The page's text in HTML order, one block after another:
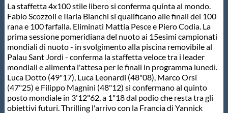
GUG
Scuole Nuoto
Propaganda
Centri Federali
La staffetta 4x100 stile libero si conferma quinta al mondo.
Fabio Scozzoli e Ilaria Bianchi si qualificano alle finali dei 100
rana e 100 farfalla. Eliminati Mattia Pesce e Piero Codia. La
prima sessione pomeridiana del nuoto ai 15esimi campionati
mondiali di nuoto - in svolgimento alla piscina removibile al
Palau Sant Jordi - conferma la staffetta veloce tra i leader
mondiali e alimenta l'attesa per le finali in programma lunedì.
Luca Dotto (49"17), Luca Leonardi (48"08), Marco Orsi
(47"25) e Filippo Magnini (48"12) si confermano al quinto
posto mondiale in 3'12"62, a 1"18 dal podio che resta tra gli
obiettivi futuri. Thrilling l'arrivo con la Francia di Yannick